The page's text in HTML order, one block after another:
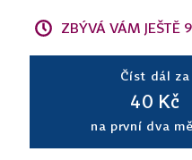
ZBÝVÁ VÁM JEŠTĚ
Číst dál za
40 Kč
na první dva